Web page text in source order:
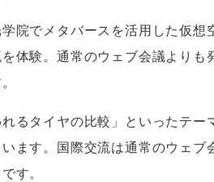
院でメタバースを活用した仮想
体験。通常のウェブ会議より
るタイヤの比較」といったテー
ます。国際交流は通常のウェ
す。